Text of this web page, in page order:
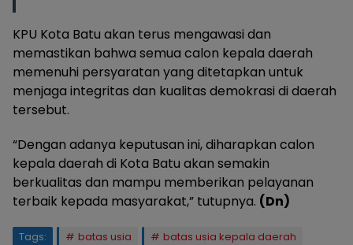
KPU Kota Batu akan terus mengawasi dan
memastikan bahwa semua calon kepala daerah
memenuhi persyaratan yang ditetapkan untuk
menjaga integritas dan kualitas demokrasi di daerah
tersebut.
“Dengan adanya keputusan ini, diharapkan calon
kepala daerah di Kota Batu akan semakin
berkualitas dan mampu memberikan pelayanan
terbaik kepada masyarakat,” tutupnya. (Dn)
Tags: batas usia
batas usia kepala daerah